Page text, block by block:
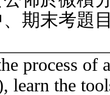
期末考題
process of
learn the